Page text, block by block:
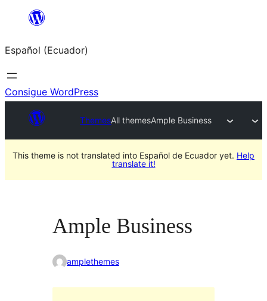
Saltar
contenido
Español (Ecuador)
Consigue WordPress
ThemesAll themesAmple Business
This theme is not translated into Español de Ecuador yet. Help
translate it!
Ample Business
amplethemes